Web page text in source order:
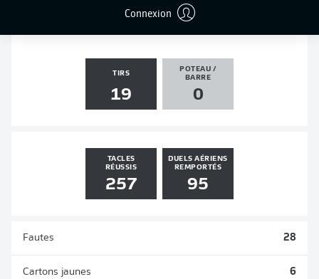
Connexion
2 0
TIRS
19
POTEAU /
BARRE
0
TACLES
RÉUSSIS
257
DUELS AÉRIENS
REMPORTÉS
95
Fautes 28
Cartons jaunes 6